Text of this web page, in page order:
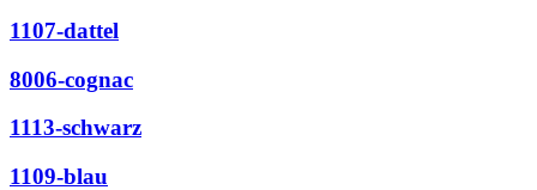
1107-dattel
8006-cognac
1113-schwarz
1109-blau